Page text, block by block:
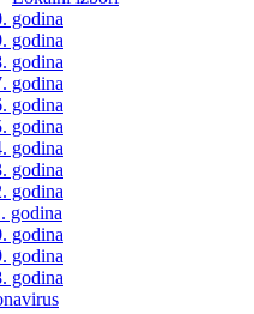
godina
godina
godina
godina
godina
godina
godina
godina
godina
godina
godina
godina
godina